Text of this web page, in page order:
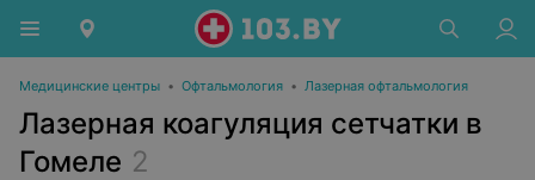
Медицинские центры • Офтальмология • Лазерная офтальмология
Лазерная коагуляция сетчатки в
Гомеле 2